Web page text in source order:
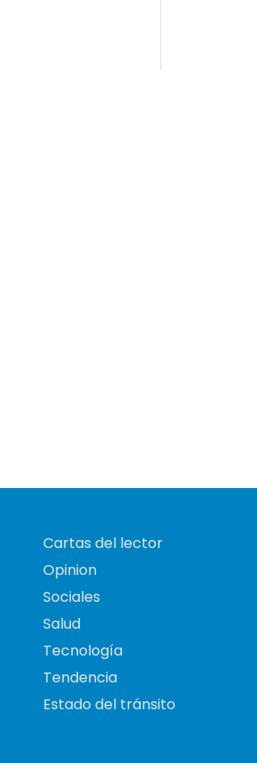
Cartas del lector
Opinion
Sociales
Salud
Tecnología
Tendencia
Estado del tránsito